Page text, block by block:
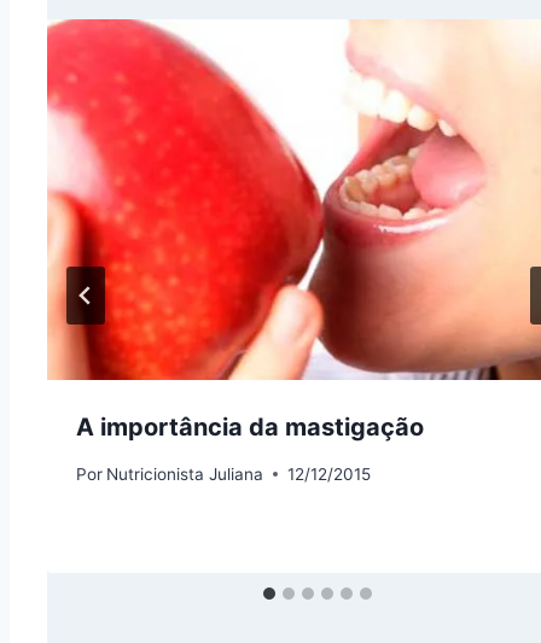
A importância da mastigação
Por Nutricionista Juliana 12/12/2015